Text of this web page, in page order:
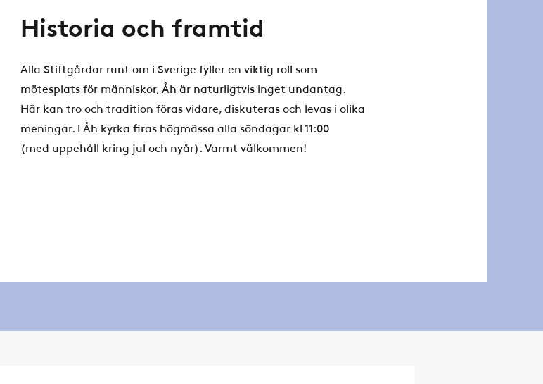
Historia och framtid
Alla Stiftgårdar runt om i Sverige fyller en viktig roll som
mötesplats för människor, Åh är naturligtvis inget undantag.
Här kan tro och tradition föras vidare, diskuteras och levas i olika
meningar. I Åh kyrka firas högmässa alla söndagar kl 11:00
(med uppehåll kring jul och nyår). Varmt välkommen!